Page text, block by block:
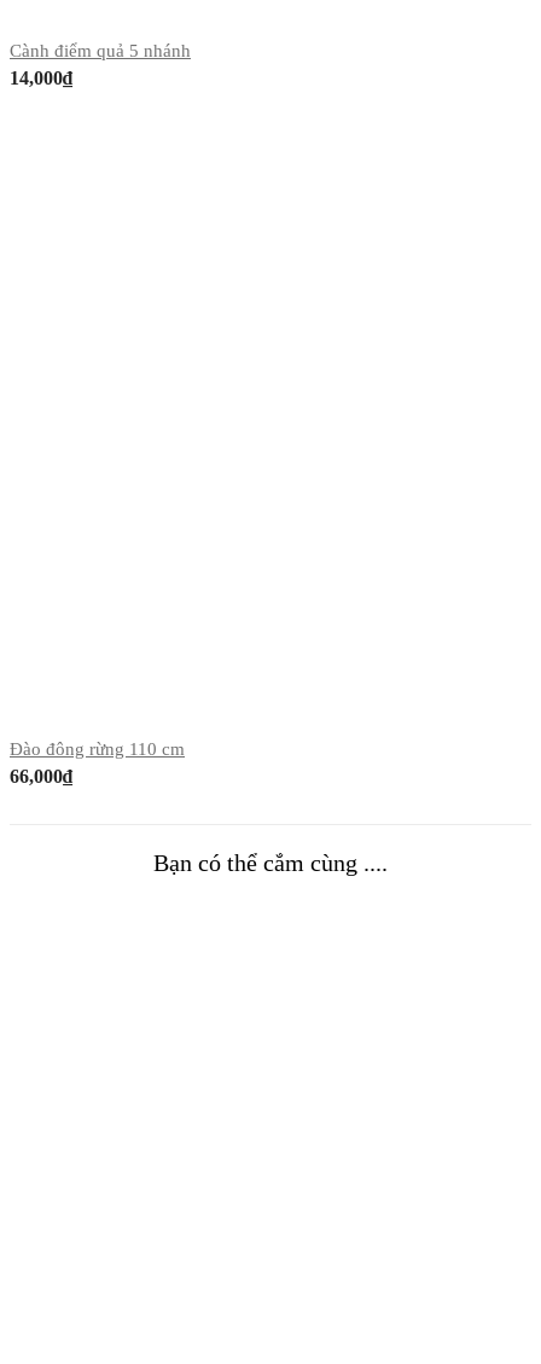
Cành điểm quả 5 nhánh
14,000₫
Đào đông rừng 110 cm
66,000₫
Bạn có thể cắm cùng ....